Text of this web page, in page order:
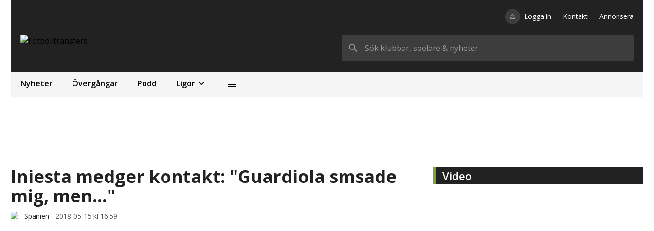
Logga in Kontakt Annonsera
Nyheter Övergångar Podd Ligor
Iniesta medger kontakt: "Guardiola smsade
mig, men..."
Spanien - 2018-05-15 kl 16:59
Video